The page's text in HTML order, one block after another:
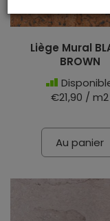
Liège Mural
BROWN
€21,90 / m2
Au panier